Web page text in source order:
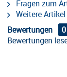
Fragen zum
Weitere
Bewertungen
0
Bewertungen